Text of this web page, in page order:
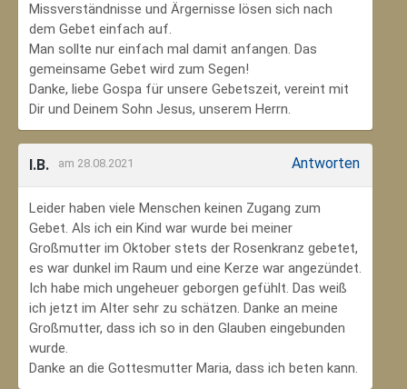
Missverständnisse und Ärgernisse lösen sich nach
dem Gebet einfach auf.
Man sollte nur einfach mal damit anfangen. Das
gemeinsame Gebet wird zum Segen!
Danke, liebe Gospa für unsere Gebetszeit, vereint mit
Dir und Deinem Sohn Jesus, unserem Herrn.
I.B. am 28.08.2021 Antworten
Leider haben viele Menschen keinen Zugang zum
Gebet. Als ich ein Kind war wurde bei meiner
Großmutter im Oktober stets der Rosenkranz gebetet,
es war dunkel im Raum und eine Kerze war angezündet.
Ich habe mich ungeheuer geborgen gefühlt. Das weiß
ich jetzt im Alter sehr zu schätzen. Danke an meine
Großmutter, dass ich so in den Glauben eingebunden
wurde.
Danke an die Gottesmutter Maria, dass ich beten kann.